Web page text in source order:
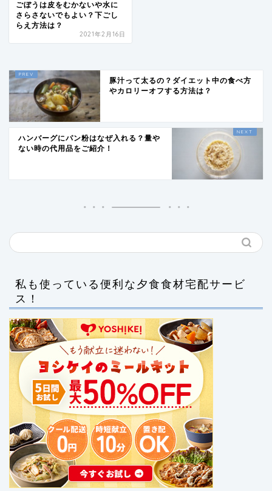
ごぼうは皮をむかないや水に
さらさないでもよい？下ごし
らえ方法は？
2021年2月16日
豚汁って太るの？ダイエット中の食べ方
やカロリーオフする方法は？
ハンバーグにパン粉はなぜ入れる？量や
ない時の代用品をご紹介！
私も使っている便利な夕食食材宅配サービ
ス！